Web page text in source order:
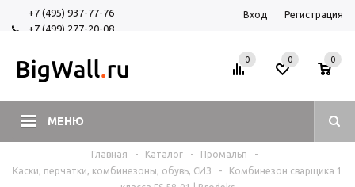
+7 (495) 937-77-76
+7 (499) 277-20-08
Вход Регистрация
МЕНЮ
0 0
0
Главная - Каталог - Промальп
-
Каски, перчатки, комбинезоны, обувь, СИЗ
-
Комбинезон сварщика 1